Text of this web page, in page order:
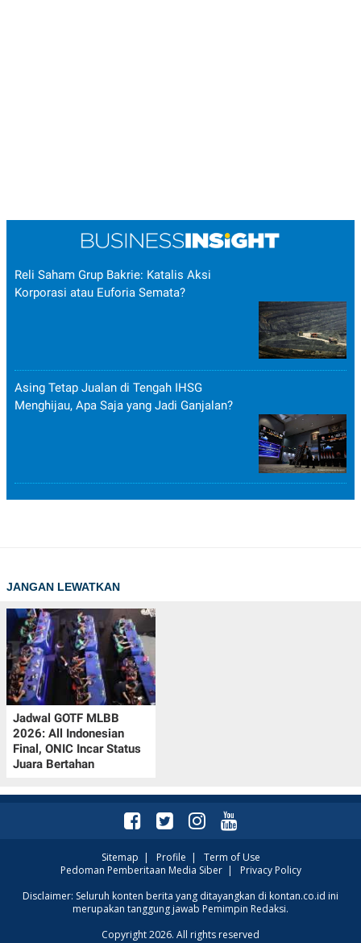
Reli Saham Grup Bakrie: Katalis Aksi
Korporasi atau Euforia Semata?
Asing Tetap Jualan di Tengah IHSG
Menghijau, Apa Saja yang Jadi Ganjalan?
JANGAN LEWATKAN
Jadwal GOTF MLBB
2026: All Indonesian
Final, ONIC Incar Status
Juara Bertahan
Sitemap | Profile | Term of Use
Pedoman Pemberitaan Media Siber| Privacy Policy
Disclaimer: Seluruh konten berita yang ditayangkan di kontan.co.id ini
merupakan tanggung jawab Pemimpin Redaksi.
Copyright 2026. All rights reserved